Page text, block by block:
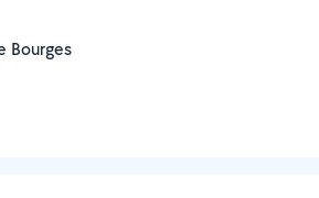
Bourges